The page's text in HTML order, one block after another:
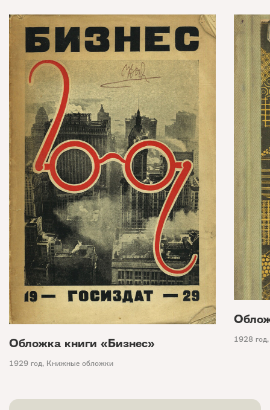
Обложка книги «Бизнес»
1929 год, Книжные обложки
1928 год